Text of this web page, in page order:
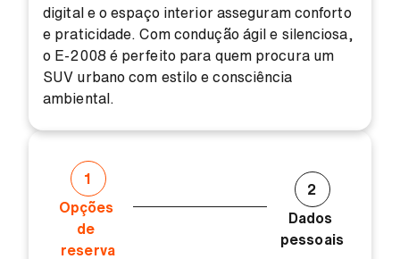
digital e o espaço interior asseguram conforto
e praticidade. Com condução ágil e silenciosa,
o E-2008 é perfeito para quem procura um
SUV urbano com estilo e consciência
ambiental.
1
Opções
de
reserva
2
Dados
pessoais